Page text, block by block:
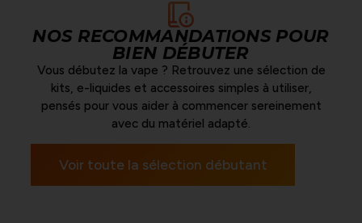
NOS RECOMMANDATIONS POUR
BIEN DÉBUTER
Vous débutez la vape ? Retrouvez une sélection de
kits, e-liquides et accessoires simples à utiliser,
pensés pour vous aider à commencer sereinement
avec du matériel adapté.
Voir toute la sélection débutant